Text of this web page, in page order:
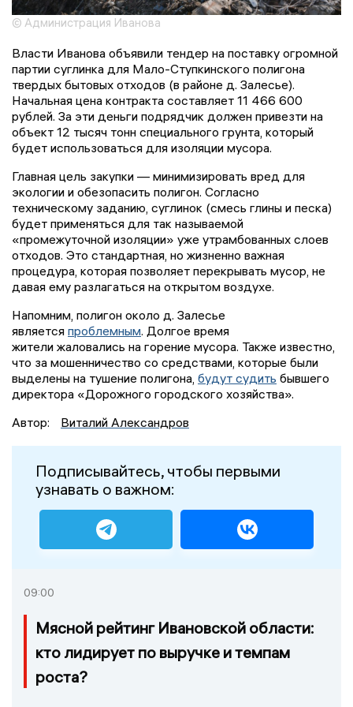
© Администрация Иванова
Власти Иванова объявили тендер на поставку огромной
партии суглинка для Мало-Ступкинского полигона
твердых бытовых отходов (в районе д. Залесье).
Начальная цена контракта составляет 11 466 600
рублей. За эти деньги подрядчик должен привезти на
объект 12 тысяч тонн специального грунта, который
будет использоваться для изоляции мусора.
Главная цель закупки — минимизировать вред для
экологии и обезопасить полигон. Согласно
техническому заданию, суглинок (смесь глины и песка)
будет применяться для так называемой
«промежуточной изоляции» уже утрамбованных слоев
отходов. Это стандартная, но жизненно важная
процедура, которая позволяет перекрывать мусор, не
давая ему разлагаться на открытом воздухе.
Напомним, полигон около д. Залесье
является проблемным. Долгое время
жители жаловались на горение мусора. Также известно,
что за мошенничество со средствами, которые были
выделены на тушение полигона, будут судить бывшего
директора «Дорожного городского хозяйства».
Автор:
Виталий Александров
Подписывайтесь, чтобы первыми
узнавать о важном:
09:00
Мясной рейтинг Ивановской области:
кто лидирует по выручке и темпам
роста?